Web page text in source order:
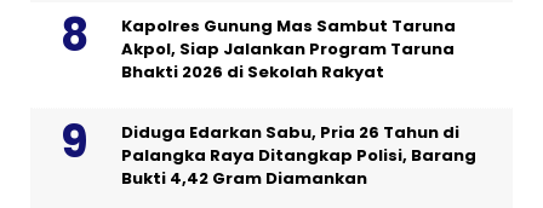
Kapolres Gunung Mas Sambut Taruna
Akpol, Siap Jalankan Program Taruna
Bhakti 2026 di Sekolah Rakyat
Diduga Edarkan Sabu, Pria 26 Tahun di
Palangka Raya Ditangkap Polisi, Barang
Bukti 4,42 Gram Diamankan